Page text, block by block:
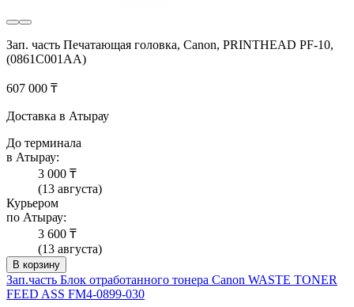
Зап. часть Печатающая головка, Canon, PRINTHEAD PF-10,
(0861C001AA)
607 000 ₸
Доставка в Атырау
До терминала
в Атырау:
3 000 ₸
(13 августа)
Курьером
по Атырау:
3 600 ₸
(13 августа)
В корзину
Зап.часть Блок отработанного тонера Canon WASTE TONER
FEED ASS FM4-0899-030